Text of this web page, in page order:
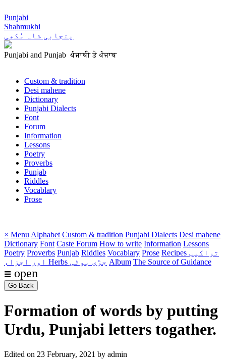
Punjabi
Shahmukhi
پنجابی شاہ مُکھی
Punjabi and Punjab ਪੰਜਾਬੀ ਤੇ ਪੰਜਾਬ
Custom & tradition
Desi mahene
Dictionary
Punjabi Dialects
Font
Forum
Information
Lessons
Poetry
Proverbs
Punjab
Riddles
Vocablary
Prose
× Menu Alphabet Custom & tradition Punjabi Dialects Desi mahene
Dictionary Font Caste Forum How to write Information Lessons
Poetry Proverbs Punjab Riddles Vocablary Prose Recipes تراکیب
Herbs جڑی بوٹی Album The Source of Guidance
☰ open
Go Back
Formation of words by putting
Urdu, Punjabi letters togather.
Edited on 23 February, 2021 by admin